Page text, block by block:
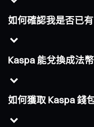
如何確認我是否已
Kaspa 能兌換成法
如何獲取 Kaspa 錢